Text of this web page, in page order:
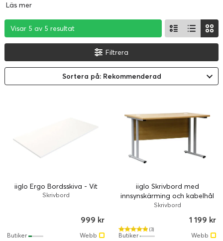
Läs mer
Visar 5 av 5 resultat
Visar 5 av 5 resultat
Visar 5 av 5 resultat
Filtrera
Sortera på: Rekommenderad
iiglo Ergo Bordsskiva - Vit
Skrivbord
999 kr
Webb
Butiker
iiglo Skrivbord med
innsynskärming och kabelhål
- Ek
Skrivbord
(3)
1 199 kr
Webb
Butiker